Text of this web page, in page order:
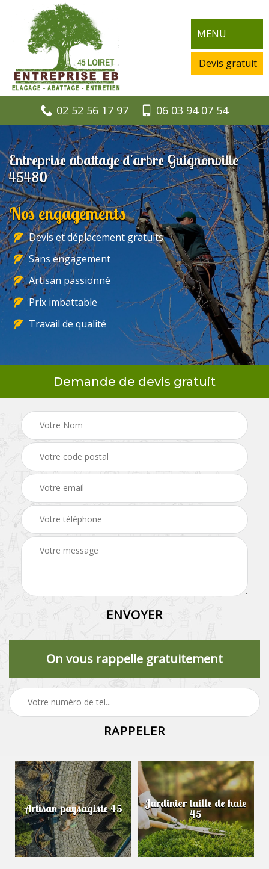
MENU
Devis gratuit
02 52 56 17 97 06 03 94 07 54
Entreprise abattage d'arbre Guignonville
45480
Nos engagements
Devis et déplacement gratuits
Sans engagement
Artisan passionné
Prix imbattable
Travail de qualité
Demande de devis gratuit
On vous rappelle gratuitement
Artisan paysagiste 45 Jardinier taille de haie
45